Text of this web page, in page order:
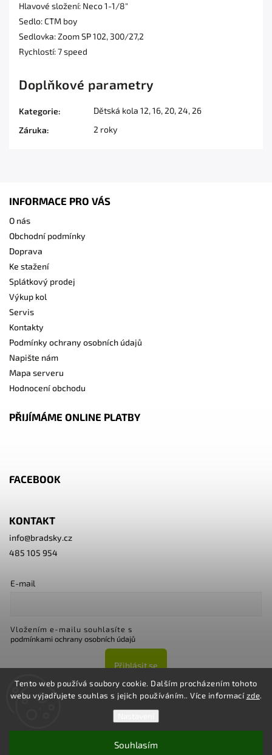
Tento web používá soubory cookie. Dalším procházením tohoto
webu vyjadřujete souhlas s jejich používáním.. Více informacízde.
Souhlasím
Hlavové složení: Neco 1-1/8"
Sedlo: CTM boy
Sedlovka: Zoom SP 102, 300/27,2
Rychlostí: 7 speed
Doplňkové parametry
Kategorie:
Dětská kola 12, 16, 20, 24, 26
Záruka: 2 roky
INFORMACE PRO VÁS
O nás
Obchodní podmínky
Doprava
Ke stažení
Splátkový prodej
Výkup kol
Servis
Kontakty
Podmínky ochrany osobních údajů
Napište nám
Mapa serveru
Hodnocení obchodu
PŘIJÍMÁME ONLINE PLATBY
FACEBOOK
KONTAKT
info@bradsky.cz
485 105 954
E-mail
Vložením e-mailu souhlasíte s
podmínkami ochrany osobních údajů
Přihlásit se